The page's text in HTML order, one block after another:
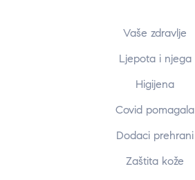
Vaše zdravlje
Ljepota i njega
Higijena
Covid pomagala
Dodaci prehrani
Zaštita kože